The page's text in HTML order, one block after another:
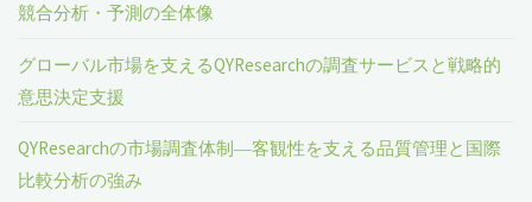
競合分析・予測の全体像
グローバル市場を支えるQYResearchの調査サービスと戦略的
意思決定支援
QYResearchの市場調査体制―客観性を支える品質管理と国際
比較分析の強み